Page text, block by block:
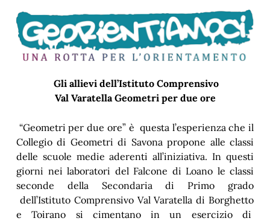
Gli allievi dell’Istituto Comprensivo
Val Varatella Geometri per due ore
“Geometri per due ore” è questa l’esperienza che il
Collegio di Geometri di Savona propone alle classi
delle scuole medie aderenti all’iniziativa. In questi
giorni nei laboratori del Falcone di Loano le classi
seconde della Secondaria di Primo grado
dell’Istituto Comprensivo Val Varatella di Borghetto
e Toirano si cimentano in un esercizio di